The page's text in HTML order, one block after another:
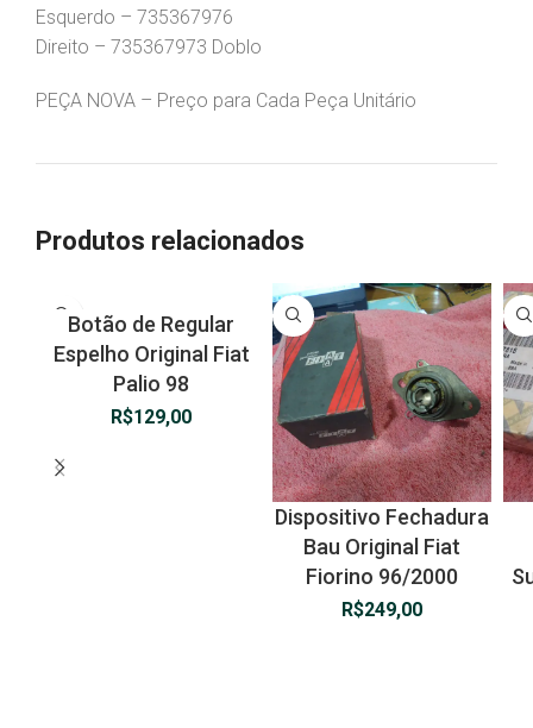
Esquerdo – 735367976
Direito – 735367973 Doblo
PEÇA NOVA – Preço para Cada Peça Unitário
Produtos relacionados
Botão de Regular
Espelho Original Fiat
Palio 98
R$129,00
Dispositivo Fechadura
Bau Original Fiat
Fiorino 96/2000
R$249,00